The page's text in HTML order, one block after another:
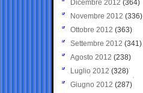
Dicembre 2012 (364)
Novembre 2012 (336)
Ottobre 2012 (363)
Settembre 2012 (341)
Agosto 2012 (238)
Luglio 2012 (328)
Giugno 2012 (287)